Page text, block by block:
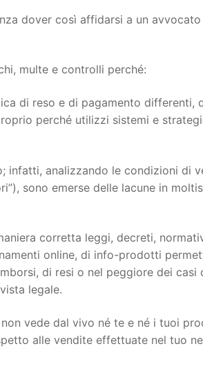
dover così affidarsi a un avvocato
multe e controlli perché:
di reso e di pagamento differenti,
perché utilizzi sistemi e
infatti, analizzando le condizioni di
sono emerse delle lacune in
corretta leggi, decreti,
online, di info-prodotti
di resi o nel peggiore dei casi
legale.
vede dal vivo né te e né i tuoi
alle vendite effettuate nel tuo